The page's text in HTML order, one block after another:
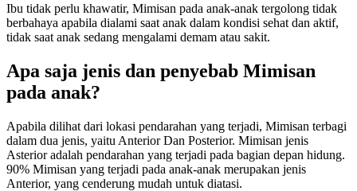
Ibu tidak perlu khawatir, Mimisan pada anak-anak tergolong tidak
berbahaya apabila dialami saat anak dalam kondisi sehat dan aktif,
tidak saat anak sedang mengalami demam atau sakit.
Apa saja jenis dan penyebab Mimisan
pada anak?
Apabila dilihat dari lokasi pendarahan yang terjadi, Mimisan terbagi
dalam dua jenis, yaitu Anterior Dan Posterior. Mimisan jenis
Asterior adalah pendarahan yang terjadi pada bagian depan hidung.
90% Mimisan yang terjadi pada anak-anak merupakan jenis
Anterior, yang cenderung mudah untuk diatasi.